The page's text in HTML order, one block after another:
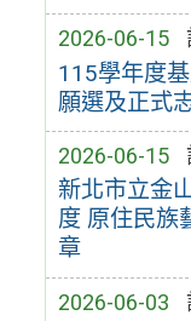
2026-06-15
115學年度
願選及正式
2026-06-15
新北市立金
度 原住民族
章
2026-06-03